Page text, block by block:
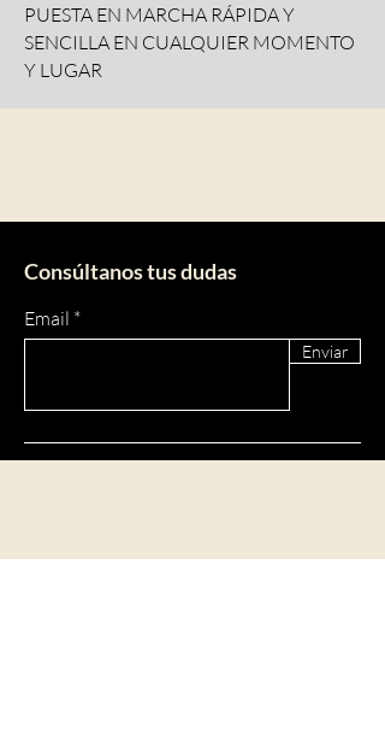
PUESTA EN MARCHA RÁPIDA Y
SENCILLA EN CUALQUIER MOMENTO
Y LUGAR
Consúltanos tus dudas
Email
Enviar